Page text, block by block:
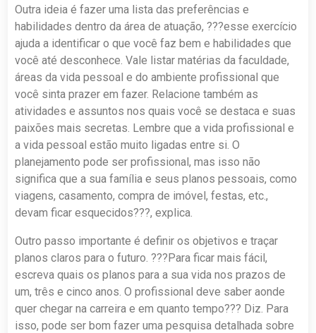
Outra ideia é fazer uma lista das preferências e
habilidades dentro da área de atuação, ???esse exercício
ajuda a identificar o que você faz bem e habilidades que
você até desconhece. Vale listar matérias da faculdade,
áreas da vida pessoal e do ambiente profissional que
você sinta prazer em fazer. Relacione também as
atividades e assuntos nos quais você se destaca e suas
paixões mais secretas. Lembre que a vida profissional e
a vida pessoal estão muito ligadas entre si. O
planejamento pode ser profissional, mas isso não
significa que a sua família e seus planos pessoais, como
viagens, casamento, compra de imóvel, festas, etc.,
devam ficar esquecidos???, explica.
Outro passo importante é definir os objetivos e traçar
planos claros para o futuro. ???Para ficar mais fácil,
escreva quais os planos para a sua vida nos prazos de
um, três e cinco anos. O profissional deve saber aonde
quer chegar na carreira e em quanto tempo??? Diz. Para
isso, pode ser bom fazer uma pesquisa detalhada sobre